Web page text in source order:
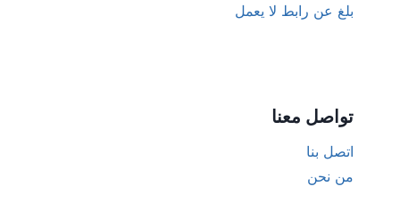
بلغ عن رابط لا يعمل
تواصل معنا
اتصل بنا
من نحن